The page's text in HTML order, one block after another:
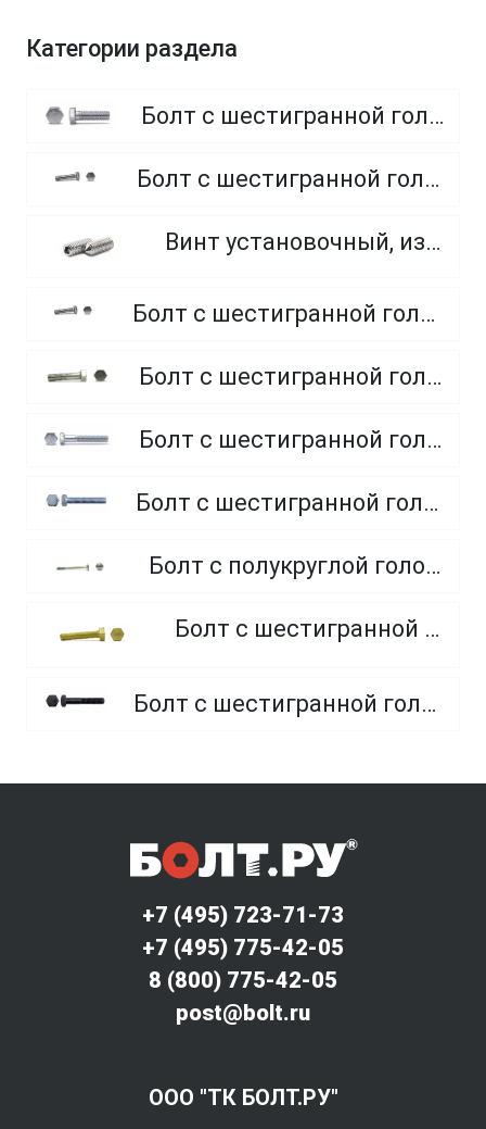
Категории раздела
Болт с шестигранной головкой, полная резьба, класс прочности 8.8
Болт с шестигранной головкой, полная резьба, класс прочности 4.8 и 5.8
Винт установочный, из нержавеющей стали A2
Болт с шестигранной головкой, полная резьба, из нержавеющей стали A2 и A4
Болт с шестигранной головкой, неполная резьба, класс прочности 5.8
Болт с шестигранной головкой, неполная резьба, класс прочности 8.8
Болт с шестигранной головкой, полная резьба, класс прочности 10.9 и 12.9
Болт с полукруглой головкой и квадратным подголовником
Болт с шестигранной головкой, из латуни
Болт с шестигранной головкой, неполная резьба, класс прочности 10.9 и 12.9
+7 (495) 723-71-73
+7 (495) 775-42-05
8 (800) 775-42-05
post@bolt.ru
ООО "ТК БОЛТ.РУ"